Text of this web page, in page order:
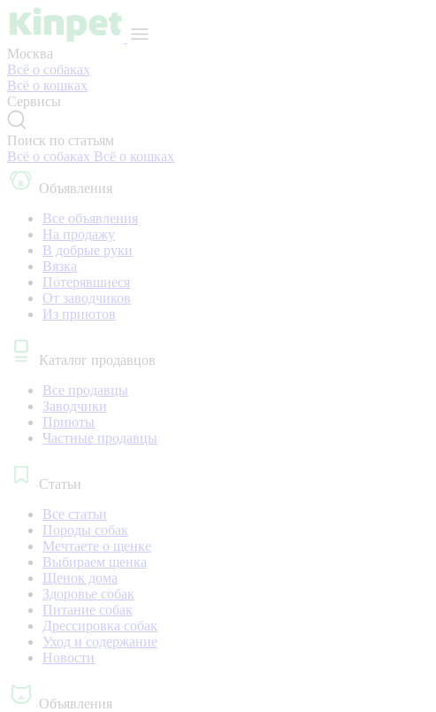
Москва
Всё о собаках
Всё о кошках
Сервисы
Поиск по статьям
Всё о собаках Всё о кошках
Объявления
Все объявления
На продажу
В добрые руки
Вязка
Потерявшиеся
От заводчиков
Из приютов
Каталог продавцов
Все продавцы
Заводчики
Приюты
Частные продавцы
Статьи
Все статьи
Породы собак
Мечтаете о щенке
Выбираем щенка
Щенок дома
Здоровье собак
Питание собак
Дрессировка собак
Уход и содержание
Новости
Объявления